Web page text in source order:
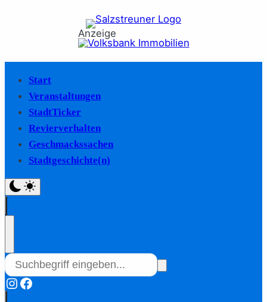
Anzeige
Start
Veranstaltungen
StadtTicker
Revierverhalten
Geschmackssachen
Stadtgeschichte(n)
Instagram
Facebook